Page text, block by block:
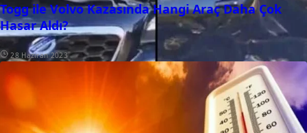
Togg ile Volvo Kazasında Hangi Araç Daha Çok
Hasar Aldı?
28 Haziran 2023